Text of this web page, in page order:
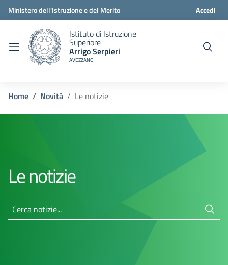
Ministero dell'Istruzione e del Merito Accedi
Istituto di Istruzione
Superiore
Arrigo Serpieri
AVEZZANO
Home Novità Le notizie
Le notizie
Cerca notizie...